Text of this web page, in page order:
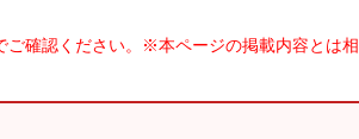
ご確認ください。※本ページの掲載内容とは相